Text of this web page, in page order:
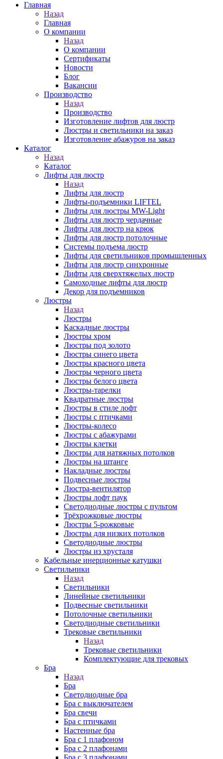
Главная
Назад
Главная
О компании
Назад
О компании
Сертификаты
Новости
Блог
Вакансии
Производство
Назад
Производство
Изготовление лифтов для люстр
Люстры и светильники на заказ
Изготовление абажуров на заказ
Каталог
Назад
Каталог
Лифты для люстр
Назад
Лифты для люстр
Лифты-подъемники LIFTEL
Лифты для люстры MW-Light
Лифты для люстр чердачные
Лифты для люстр на крюк
Лифты для люстр потолочные
Системы подъема люстр
Лифты для светильников промышленных
Лифты для люстр синхронные
Лифты для сверхтяжелых люстр
Самоходные лифты для люстр
Декор для подъемников
Люстры
Назад
Люстры
Каскадные люстры
Люстры хром
Люстры под золото
Люстры синего цвета
Люстры красного цвета
Люстры черного цвета
Люстры белого цвета
Люстры-тарелки
Квадратные люстры
Люстры в стиле лофт
Люстры с птичками
Люстры-колесо
Люстры с абажурами
Люстры клетки
Люстры для натяжных потолков
Люстры на штанге
Накладные люстры
Подвесные люстры
Люстра-вентилятор
Люстры лофт паук
Светодиодные люстры с пультом
Трёхрожковые люстры
Люстры 5-рожковые
Люстры для низких потолков
Cветодиодные люстры
Люстры из хрусталя
Кабельные инерционные катушки
Светильники
Назад
Светильники
Линейные светильники
Подвесные светильники
Потолочные светильники
Светодиодные светильники
Трековые светильники
Назад
Трековые светильники
Комплектующие для трековых
Бра
Назад
Бра
Светодиодные бра
Бра с выключателем
Бра свечи
Бра с птичками
Настенные бра
Бра с 1 плафоном
Бра с 2 плафонами
Бра с 3 плафонами